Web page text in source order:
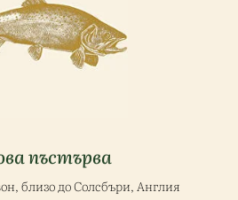
пъстърва
близо до Солсбъри, Англия